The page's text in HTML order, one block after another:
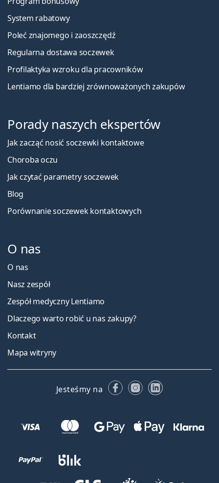
System rabatowy
Poleć znajomego i zaoszczędź
Regularna dostawa soczewek
Profilaktyka wzroku dla pracowników
Lentiamo dla bardziej zrównoważonych zakupów
Porady naszych ekspertów
Jak zacząć nosić soczewki kontaktowe
Choroba oczu
Jak czytać parametry soczewek
Blog
Porównanie soczewek kontaktowych
O nas
O nas
Nasz zespół
Zespół medyczny Lentiamo
Dlaczego warto robić u nas zakupy?
Kontakt
Mapa witryny
Jesteśmy na FacebookuInstagramie
LinkedIn